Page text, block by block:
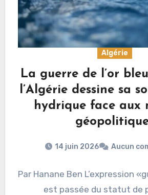
Algérie
La guerre de l’or
l’Algérie dessine sa
hydrique face aux
14 juin 2026 Aucun
Par Hanane Ben L’expression
est passée du statut de